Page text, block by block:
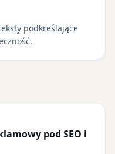
podkreślające
pod SEO i